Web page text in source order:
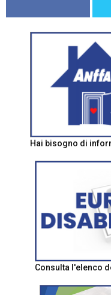
Hai bisogno di
Consulta l'elenco